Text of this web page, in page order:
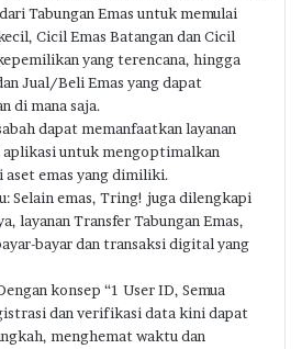
Tabungan Emas untuk memulai
Cicil Emas Batangan dan Cicil
yang terencana, hingga
Jual/Beli Emas yang dapat
di mana saja.
dapat memanfaatkan layanan
aplikasi untuk mengoptimalkan
emas yang dimiliki.
Selain emas, Tring! juga dilengkapi
layanan Transfer Tabungan Emas,
bayar dan transaksi digital yang
konsep “1 User ID, Semua
dan verifikasi data kini dapat
menghemat waktu dan